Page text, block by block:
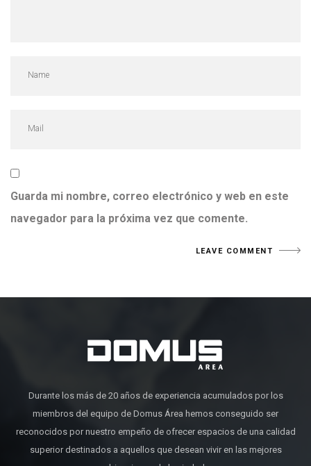
Guarda mi nombre, correo electrónico y web en este
navegador para la próxima vez que comente.
Durante los más de 20 años de experiencia acumulados por los
miembros del equipo de Domus Área hemos conseguido ser
reconocidos por nuestro empeño de ofrecer espacios de una calidad
superior destinados a aquellos que desean vivir en las mejores